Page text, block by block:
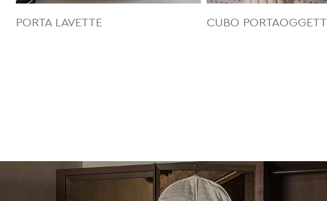
PORTA LAVETTE CUBO PORTAOGGETTI